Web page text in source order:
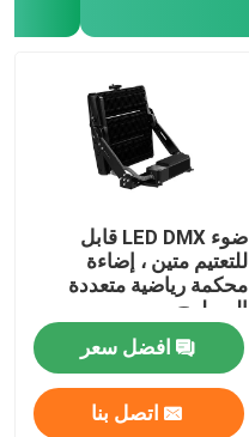
ضوء LED DMX قابل
للتعتيم متين ، إضاءة
محكمة رياضية متعددة
السطوح
افضل سعر
اتصل بنا